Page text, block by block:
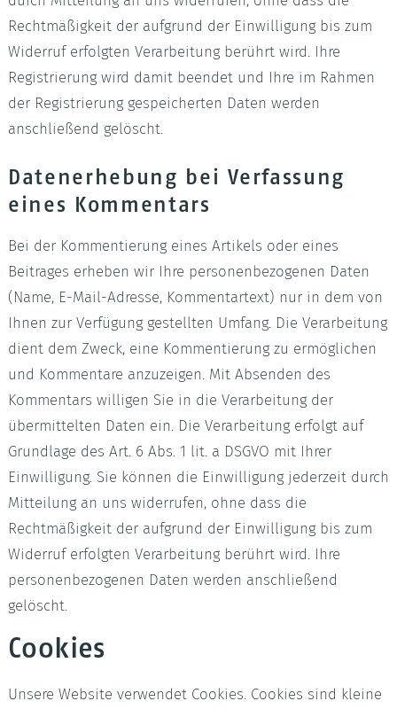
Rechtmäßigkeit der aufgrund der Einwilligung bis zum
Widerruf erfolgten Verarbeitung berührt wird. Ihre
Registrierung wird damit beendet und Ihre im Rahmen
der Registrierung gespeicherten Daten werden
anschließend gelöscht.
Datenerhebung bei Verfassung
eines Kommentars
Bei der Kommentierung eines Artikels oder eines
Beitrages erheben wir Ihre personenbezogenen Daten
(Name, E-Mail-Adresse, Kommentartext) nur in dem von
Ihnen zur Verfügung gestellten Umfang. Die Verarbeitung
dient dem Zweck, eine Kommentierung zu ermöglichen
und Kommentare anzuzeigen. Mit Absenden des
Kommentars willigen Sie in die Verarbeitung der
übermittelten Daten ein. Die Verarbeitung erfolgt auf
Grundlage des Art. 6 Abs. 1 lit. a DSGVO mit Ihrer
Einwilligung. Sie können die Einwilligung jederzeit durch
Mitteilung an uns widerrufen, ohne dass die
Rechtmäßigkeit der aufgrund der Einwilligung bis zum
Widerruf erfolgten Verarbeitung berührt wird. Ihre
personenbezogenen Daten werden anschließend
gelöscht.
Cookies
Unsere Website verwendet Cookies. Cookies sind kleine